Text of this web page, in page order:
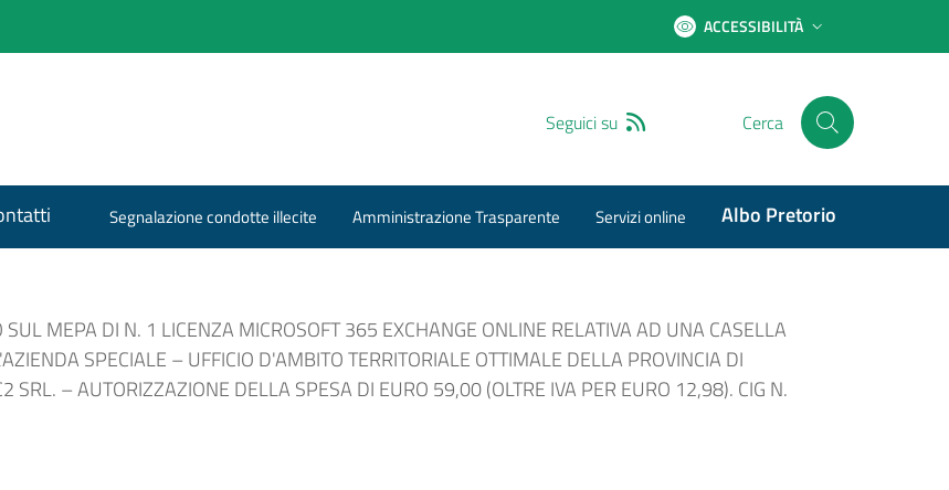
ACCESSIBILITÀ
Seguici su Cerca
Segnalazione condotte illecite Amministrazione Trasparente Servizi online Albo Pretorio
MEPA DI N. 1 LICENZA MICROSOFT 365 EXCHANGE ONLINE RELATIVA AD UNA CASELLA
SPECIALE – UFFICIO D'AMBITO TERRITORIALE OTTIMALE DELLA PROVINCIA DI
SRL. – AUTORIZZAZIONE DELLA SPESA DI EURO 59,00 (OLTRE IVA PER EURO 12,98). CIG N.